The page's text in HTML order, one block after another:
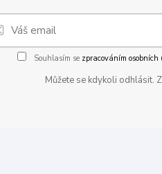
Souhlasím se zpracováním osobních
Můžete se kdykoli odhlásit.